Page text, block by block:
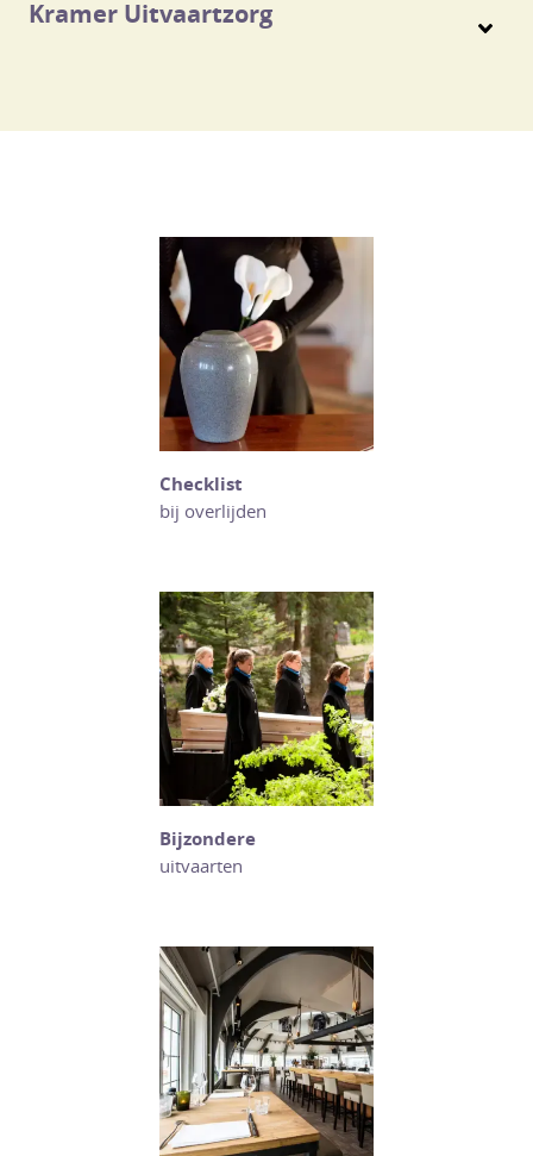
Kramer Uitvaartzorg
Checklist
bij overlijden
Bijzondere
uitvaarten